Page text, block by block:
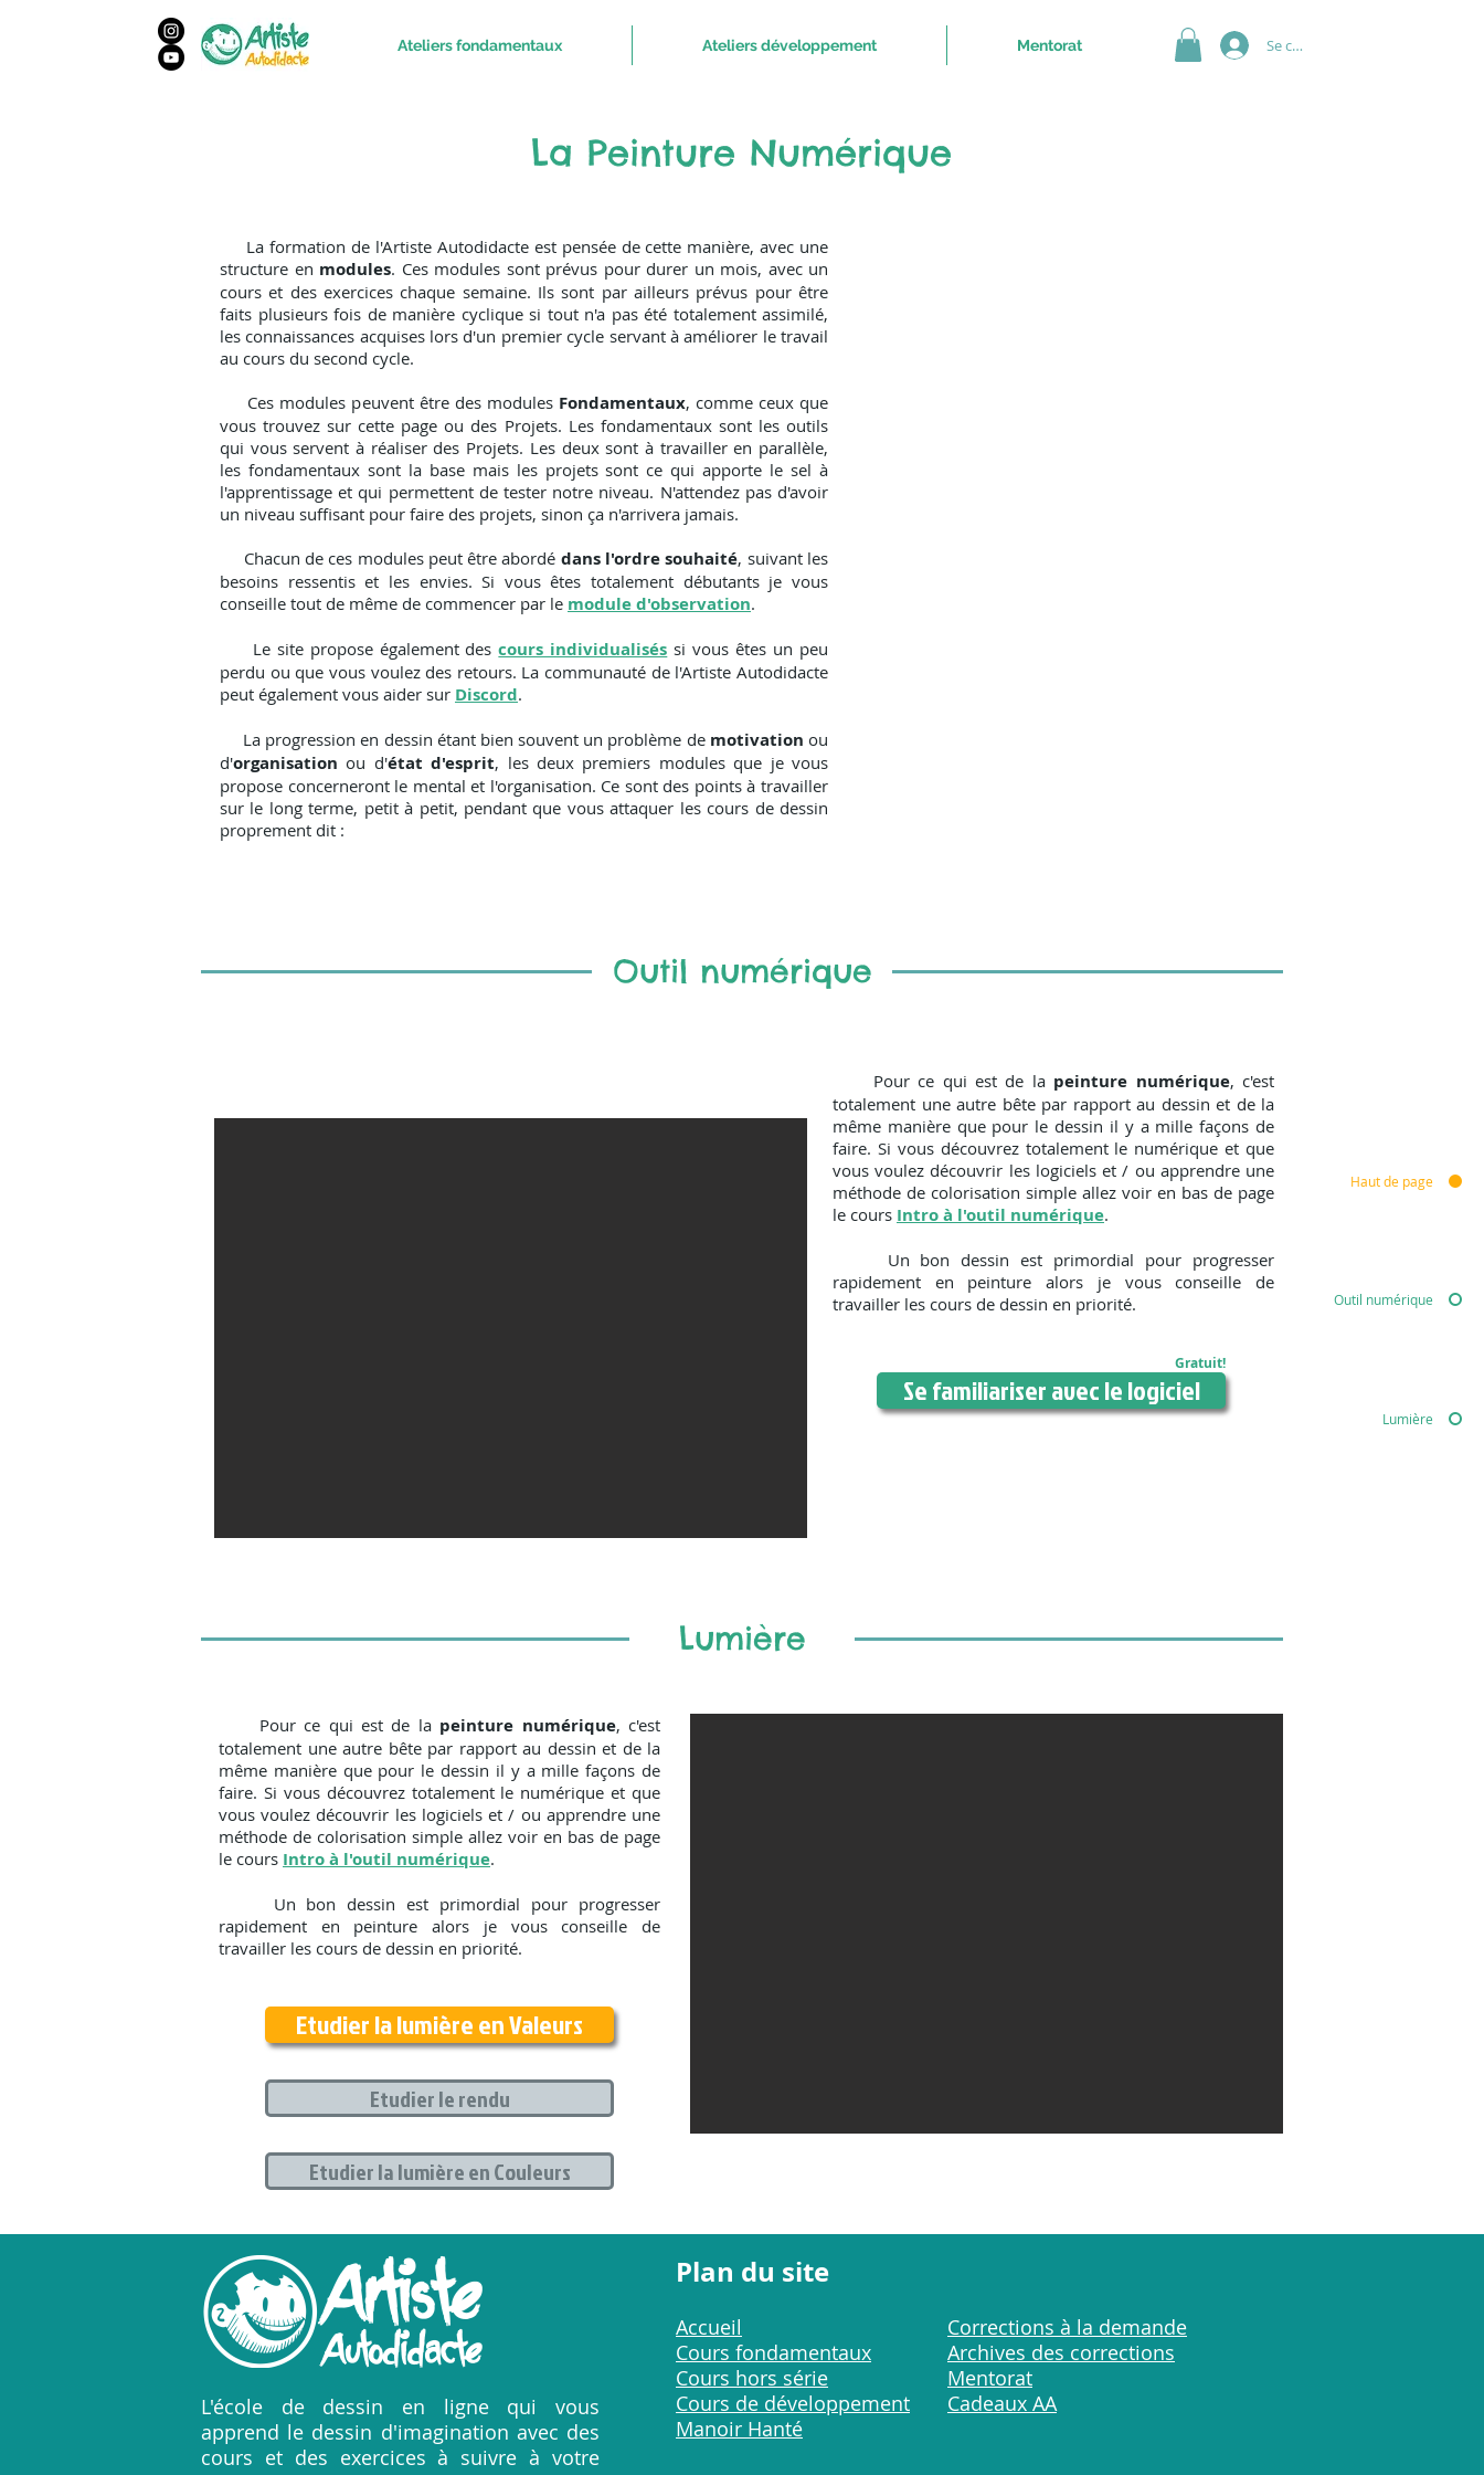
Ateliers fondamentaux Ateliers développement Mentorat Se connecter
Haut de page
Outil numérique
Lumière
La Peinture Numérique
La formation de l'Artiste Autodidacte est pensée de cette manière, avec une
structure en modules. Ces modules sont prévus pour durer un mois, avec un
cours et des exercices chaque semaine. Ils sont par ailleurs prévus pour être
faits plusieurs fois de manière cyclique si tout n'a pas été totalement assimilé,
les connaissances acquises lors d'un premier cycle servant à améliorer le travail
au cours du second cycle.
Ces modules peuvent être des modules Fondamentaux, comme ceux que
vous trouvez sur cette page ou des Projets. Les fondamentaux sont les outils
qui vous servent à réaliser des Projets. Les deux sont à travailler en parallèle,
les fondamentaux sont la base mais les projets sont ce qui apporte le sel à
l'apprentissage et qui permettent de tester notre niveau. N'attendez pas d'avoir
un niveau suffisant pour faire des projets, sinon ça n'arrivera jamais.
Chacun de ces modules peut être abordé dans l'ordre souhaité, suivant les
besoins ressentis et les envies. Si vous êtes totalement débutants je vous
conseille tout de même de commencer par le module d'observation.
Le site propose également descours individualisés si vous êtes un peu
perdu ou que vous voulez des retours. La communauté de l'Artiste Autodidacte
peut également vous aider sur Discord.
La progression en dessin étant bien souvent un problème de motivation ou
d'organisationou d'état d'esprit, les deux premiers modules que je vous
propose concerneront le mental et l'organisation. Ce sont des points à travailler
sur le long terme, petit à petit, pendant que vous attaquer les cours de dessin
proprement dit :
Outil numérique
Pour ce qui est de la peinture numérique, c'est
totalement une autre bête par rapport au dessin et de la
même manière que pour le dessin il y a mille façons de
faire. Si vous découvrez totalement le numérique et que
vous voulez découvrir les logiciels et / ou apprendre une
méthode de colorisation simple allez voir en bas de page
le cours Intro à l'outil numérique.
Un bon dessin est primordial pour progresser
rapidement en peinture alors je vous conseille de
travailler les cours de dessin en priorité.
Gratuit!
Se familiariser avec le logiciel
Lumière
Pour ce qui est de la peinture numérique, c'est
totalement une autre bête par rapport au dessin et de la
même manière que pour le dessin il y a mille façons de
faire. Si vous découvrez totalement le numérique et que
vous voulez découvrir les logiciels et / ou apprendre une
méthode de colorisation simple allez voir en bas de page
le cours Intro à l'outil numérique.
Un bon dessin est primordial pour progresser
rapidement en peinture alors je vous conseille de
travailler les cours de dessin en priorité.
Etudier la lumière en Valeurs
Etudier le rendu
Etudier la lumière en Couleurs
L'école de dessin en ligne qui vous
apprend le dessin d'imagination avec des
cours et des exercices à suivre à votre
Plan du site
Accueil
Cours fondamentaux
Cours hors série
Cours de développement
Manoir Hanté
Corrections à la demande
Archives des corrections
Mentorat
Cadeaux AA